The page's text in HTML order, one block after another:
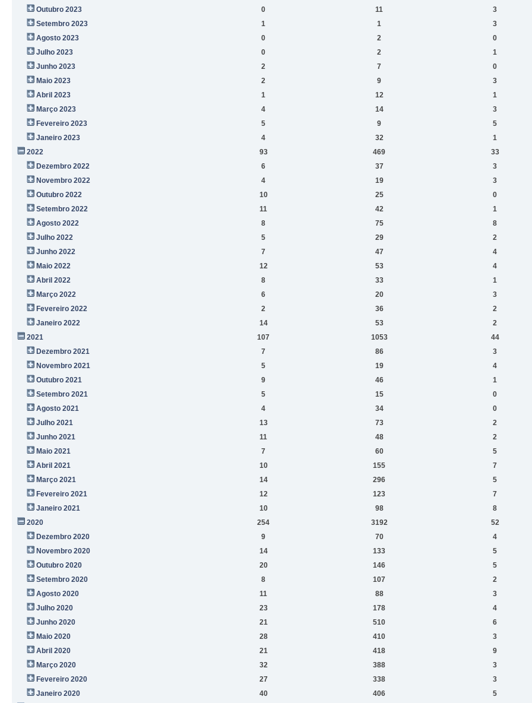
Outubro 2023
0 11
3
Setembro 2023
1 1
3
Agosto 2023
0 2
0
Julho 2023
0 2
1
Junho 2023
2 7
0
Maio 2023
2 9
3
Abril 2023
1 12
1
Março 2023
4 14
3
Fevereiro 2023
5 9
5
Janeiro 2023
4 32
1
2022
93 469
33
Dezembro 2022
6 37
3
Novembro 2022
4 19
3
Outubro 2022
10 25
0
Setembro 2022
11 42
1
Agosto 2022
8 75
8
Julho 2022
5 29
2
Junho 2022
7 47
4
Maio 2022
12 53
4
Abril 2022
8 33
1
Março 2022
6 20
3
Fevereiro 2022
2 36
2
Janeiro 2022
14 53
2
2021
107 1053
44
Dezembro 2021
7 86
3
Novembro 2021
5 19
4
Outubro 2021
9 46
1
Setembro 2021
5 15
0
Agosto 2021
4 34
0
Julho 2021
13 73
2
Junho 2021
11 48
2
Maio 2021
7 60
5
Abril 2021
10 155
7
Março 2021
14 296
5
Fevereiro 2021
12 123
7
Janeiro 2021
10 98
8
2020
254 3192
52
Dezembro 2020
9 70
4
Novembro 2020
14 133
5
Outubro 2020
20 146
5
Setembro 2020
8 107
2
Agosto 2020
11 88
3
Julho 2020
23 178
4
Junho 2020
21 510
6
Maio 2020
28 410
3
Abril 2020
21 418
9
Março 2020
32 388
3
Fevereiro 2020
27 338
3
Janeiro 2020
40 406 5